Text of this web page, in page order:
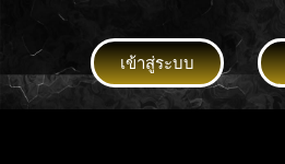
เข้าสู่ระบบ